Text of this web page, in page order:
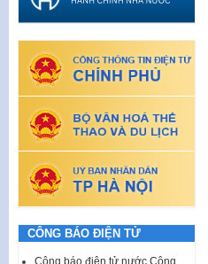
CÔNG BÁO ĐIỆN TỬ
Công báo điện tử nước Cộng